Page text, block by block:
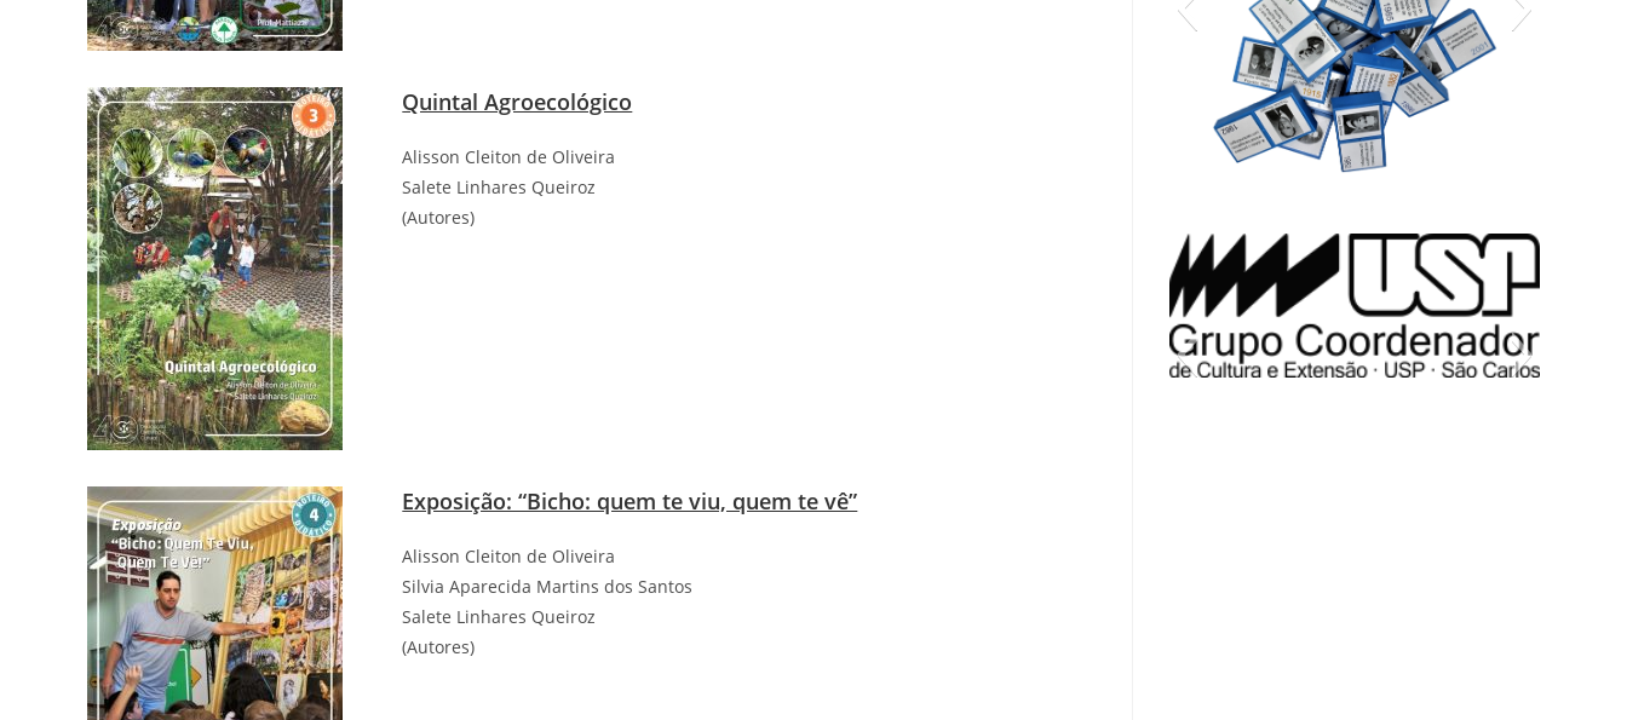
Quintal Agroecológico
Alisson Cleiton de Oliveira
Salete Linhares Queiroz
(Autores)
Exposição: “Bicho: quem te viu, quem te vê”
Alisson Cleiton de Oliveira
Silvia Aparecida Martins dos Santos
Salete Linhares Queiroz
(Autores)